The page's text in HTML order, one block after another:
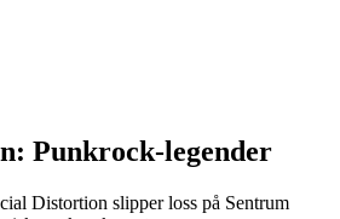
Punkrock-legender
Distortion slipper loss på Sentrum